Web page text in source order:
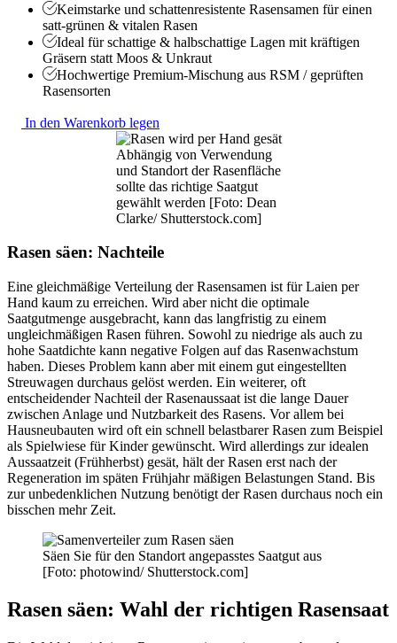
Keimstarke und schattenresistente Rasensamen für einen
satt-grünen & vitalen Rasen
Ideal für schattige & halbschattige Lagen mit kräftigen
Gräsern statt Moos & Unkraut
Hochwertige Premium-Mischung aus RSM / geprüften
Rasensorten
In den Warenkorb legen
Abhängig von Verwendung
und Standort der Rasenfläche
sollte das richtige Saatgut
gewählt werden [Foto: Dean
Clarke/ Shutterstock.com]
Rasen säen: Nachteile
Eine gleichmäßige Verteilung der Rasensamen ist für Laien per
Hand kaum zu erreichen. Wird aber nicht die optimale
Saatgutmenge ausgebracht, kann das langfristig zu einem
ungleichmäßigen Rasen führen. Sowohl zu niedrige als auch zu
hohe Saatdichte kann negative Folgen auf das Rasenwachstum
haben. Dieses Problem kann aber mit einem gut eingestellten
Streuwagen durchaus gelöst werden. Ein weiterer, oft
entscheidender Nachteil der Rasenaussaat ist die lange Dauer
zwischen Anlage und Nutzbarkeit des Rasens. Vor allem bei
Hausneubauten wird oft ein schnell belastbarer Rasen zum Beispiel
als Spielwiese für Kinder gewünscht. Wird allerdings zur idealen
Aussaatzeit (Frühherbst) gesät, hält der Rasen erst nach der
Regeneration im späten Frühjahr mäßigen Belastungen Stand. Bis
zur unbedenklichen Nutzung benötigt der Rasen durchaus noch ein
bisschen mehr Zeit.
Säen Sie für den Standort angepasstes Saatgut aus
[Foto: photowind/ Shutterstock.com]
Rasen säen: Wahl der richtigen Rasensaat